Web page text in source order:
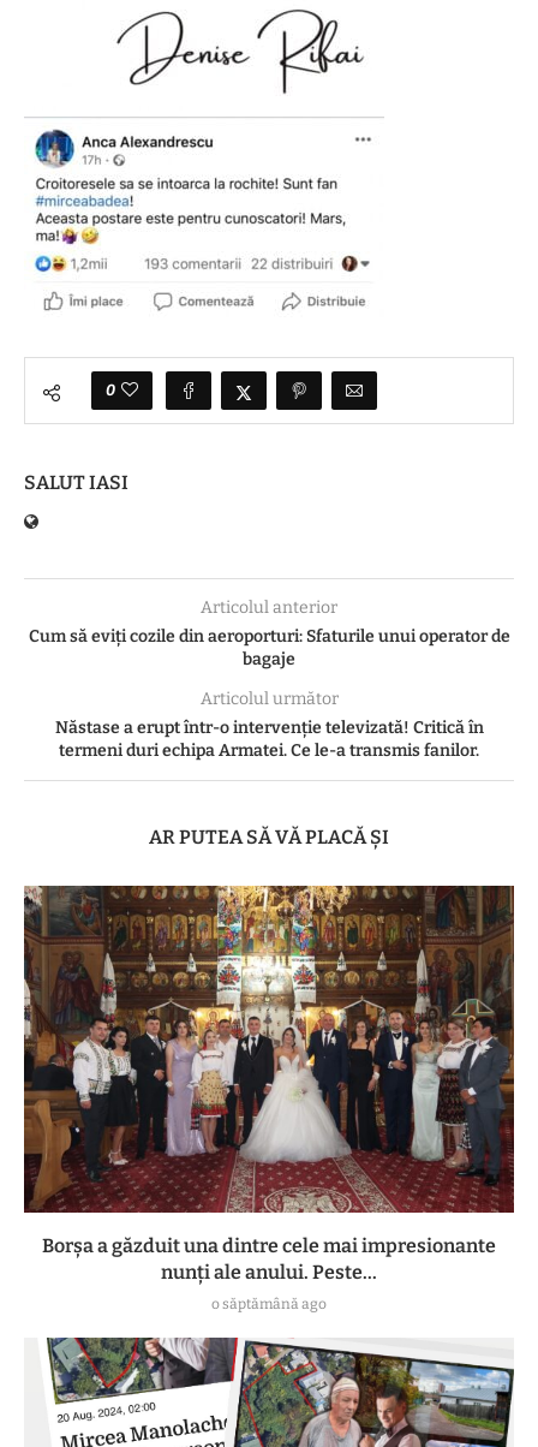
0
SALUT IASI
Articolul anterior
Cum să eviți cozile din aeroporturi: Sfaturile unui operator de
bagaje
Articolul următor
Năstase a erupt într-o intervenție televizată! Critică în
termeni duri echipa Armatei. Ce le-a transmis fanilor.
AR PUTEA SĂ VĂ PLACĂ ȘI
Borșa a găzduit una dintre cele mai impresionante
nunți ale anului. Peste...
o săptămână ago